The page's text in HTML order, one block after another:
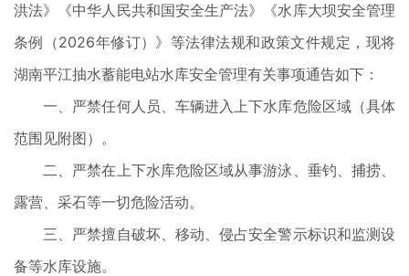
洪法》《中华人民共和国安全生产法》《水库大坝安全管理
条例（2026年修订）》等法律法规和政策文件规定，现将
湖南平江抽水蓄能电站水库安全管理有关事项通告如下：
一、严禁任何人员、车辆进入上下水库危险区域（具体
范围见附图）。
二、严禁在上下水库危险区域从事游泳、垂钓、捕捞、
露营、采石等一切危险活动。
三、严禁擅自破坏、移动、侵占安全警示标识和监测设
备等水库设施。